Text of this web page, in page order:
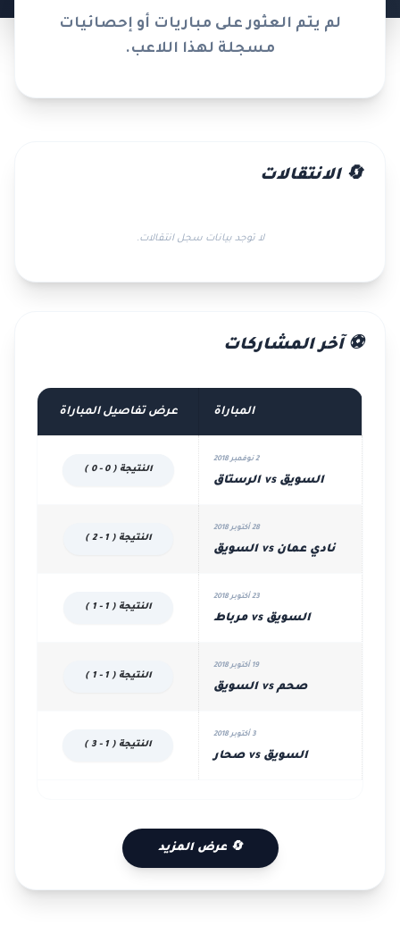
لم يتم العثور على مباريات أو إحصائيات
مسجلة لهذا اللاعب.
🔄 الانتقالات
لا توجد بيانات سجل انتقالات.
⚽ آخر المشاركات
المباراة عرض تفاصيل المباراة
2 نوفمبر 2018
السويق vs الرستاق
النتيجة ( 0 - 0 )
28 أكتوبر 2018
نادي عمان vs السويق
النتيجة ( 1 - 2 )
23 أكتوبر 2018
السويق vs مرباط
النتيجة ( 1 - 1 )
19 أكتوبر 2018
صحم vs السويق
النتيجة ( 1 - 1 )
3 أكتوبر 2018
السويق vs صحار
النتيجة ( 1 - 3 )
🔄 عرض المزيد